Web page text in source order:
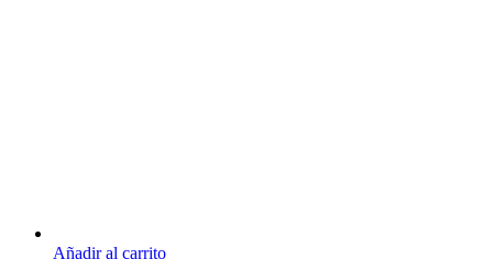
Añadir al carrito